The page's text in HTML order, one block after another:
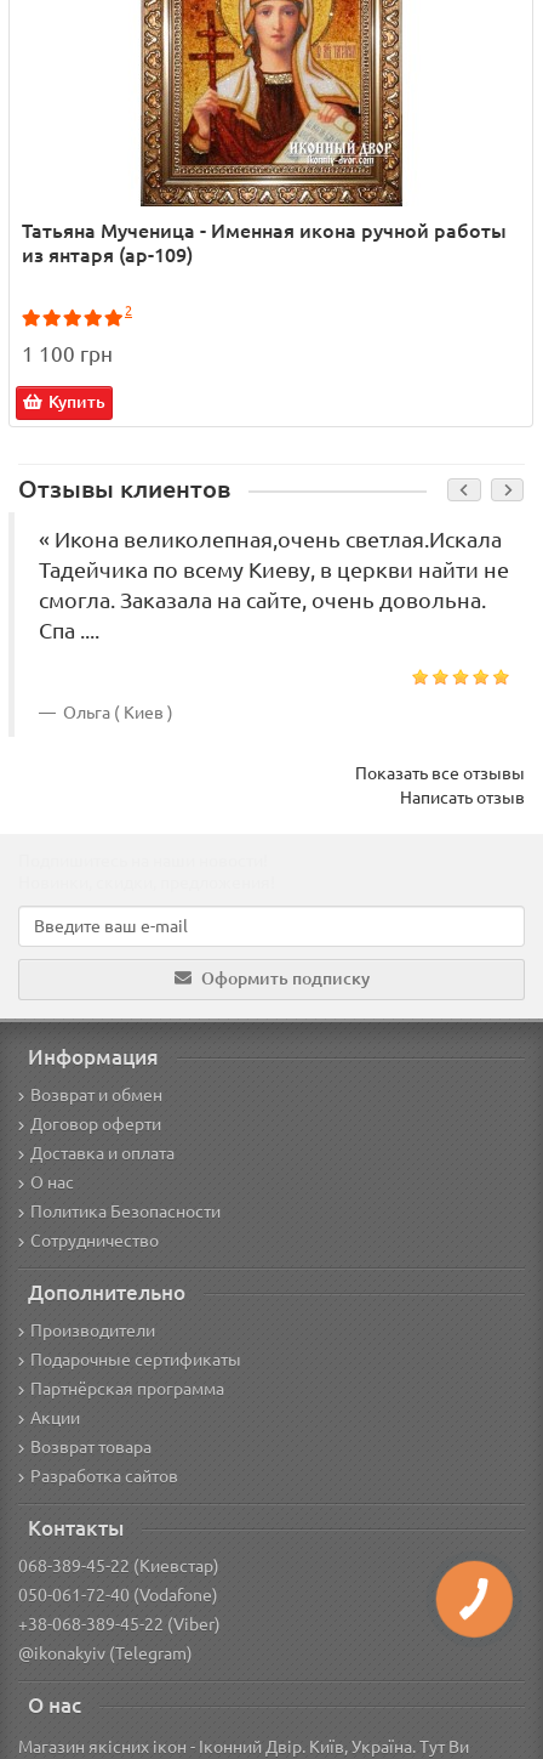
Татьяна Мученица - Именная икона ручной работы
из янтаря (ар-109)
2
1 100 грн
Купить
Отзывы клиентов
« Икона великолепная,очень светлая.Искала
Тадейчика по всему Киеву, в церкви найти не
смогла. Заказала на сайте, очень довольна.
Спа ....
Ольга ( Киев )
Показать все отзывы
Написать отзыв
Оформить подписку
Информация
Возврат и обмен
Договор оферти
Доставка и оплата
О нас
Политика Безопасности
Сотрудничество
Дополнительно
Производители
Подарочные сертификаты
Партнёрская программа
Акции
Возврат товара
Разработка сайтов
Контакты
068-389-45-22 (Киевстар)
050-061-72-40 (Vodafone)
+38-068-389-45-22 (Viber)
@ikonakyiv (Telegram)
О нас
Магазин якісних ікон - Іконний Двір. Київ, Україна. Тут Ви